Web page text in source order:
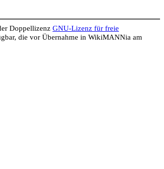
Doppellizenz GNU-Lizenz für freie
die vor Übernahme in WikiMANNia am